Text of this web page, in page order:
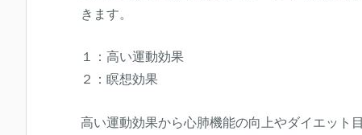
きます。
１：高い運動効果
２：瞑想効果
高い運動効果から心肺機能の向上やダイエット